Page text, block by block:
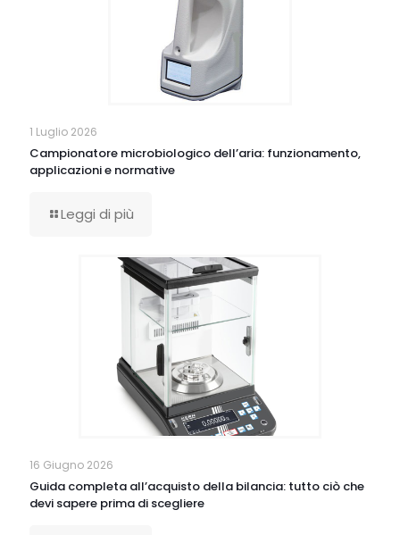
1 Luglio 2026
Campionatore microbiologico dell’aria: funzionamento,
applicazioni e normative
Leggi di più
16 Giugno 2026
Guida completa all’acquisto della bilancia: tutto ciò che
devi sapere prima di scegliere